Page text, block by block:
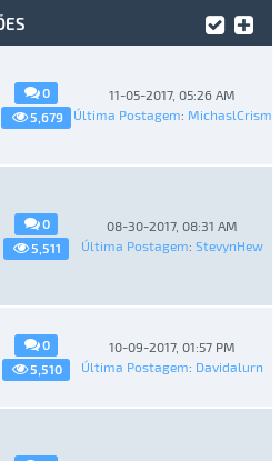
0
5,679
11-05-2017, 05:26 AM
Última Postagem: MichaslCrism
0
5,511
08-30-2017, 08:31 AM
Última Postagem: StevynHew
0
5,510
10-09-2017, 01:57 PM
Última Postagem: Davidalurn